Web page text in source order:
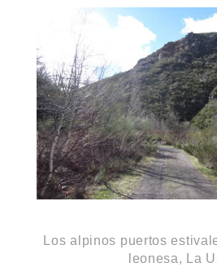
Los alpinos puertos
leonesa, La